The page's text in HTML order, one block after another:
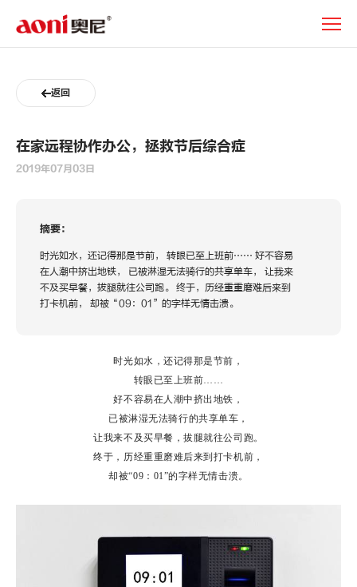
动
返回
在家远程协作办公，拯救节后综合症
2019年07月03日
摘要：
时光如水，还记得那是节前， 转眼已至上班前…… 好不容易
在人潮中挤出地铁， 已被淋湿无法骑行的共享单车， 让我来
不及买早餐，拔腿就往公司跑。 终于，历经重重磨难后来到
打卡机前， 却被“09：01”的字样无情击溃。
时光如水，还记得那是节前，
转眼已至上班前……
好不容易在人潮中挤出地铁，
已被淋湿无法骑行的共享单车，
让我来不及买早餐，拔腿就往公司跑。
终于，历经重重磨难后来到打卡机前，
却被“09：01”的字样无情击溃。